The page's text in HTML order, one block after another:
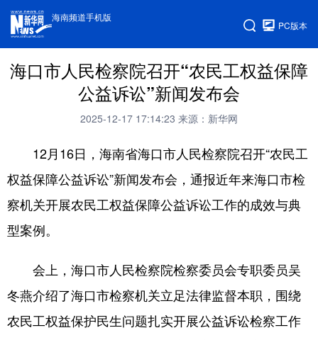
海南频道手机版
PC版本
海口市人民检察院召开“农民工权益保障
公益诉讼”新闻发布会
2025-12-17 17:14:23 来源：新华网
12月16日，海南省海口市人民检察院召开“农民工
权益保障公益诉讼”新闻发布会，通报近年来海口市检
察机关开展农民工权益保障公益诉讼工作的成效与典
型案例。
会上，海口市人民检察院检察委员会专职委员吴
冬燕介绍了海口市检察机关立足法律监督本职，围绕
农民工权益保护民生问题扎实开展公益诉讼检察工作